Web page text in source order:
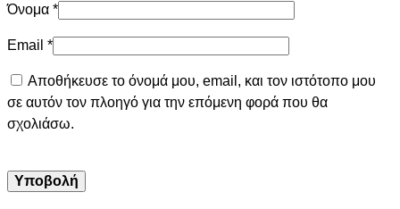
Όνομα *
Email *
Αποθήκευσε το όνομά μου, email, και τον ιστότοπο μου
σε αυτόν τον πλοηγό για την επόμενη φορά που θα
σχολιάσω.